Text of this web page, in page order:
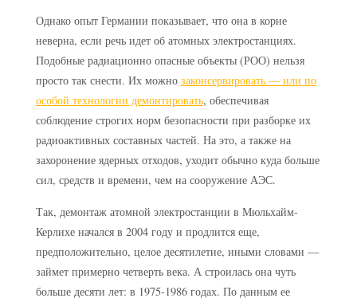
Однако опыт Германии показывает, что она в корне
неверна, если речь идет об атомных электростанциях.
Подобные радиационно опасные объекты (РОО) нельзя
просто так снести. Их можно законсервировать — или по
особой технологии демонтировать, обеспечивая
соблюдение строгих норм безопасности при разборке их
радиоактивных составных частей. На это, а также на
захоронение ядерных отходов, уходит обычно куда больше
сил, средств и времени, чем на сооружение АЭС.
Так, демонтаж атомной электростанции в Мюльхайм-
Керлихе начался в 2004 году и продлится еще,
предположительно, целое десятилетие, иными словами —
займет примерно четверть века. А строилась она чуть
больше десяти лет: в 1975-1986 годах. По данным ее